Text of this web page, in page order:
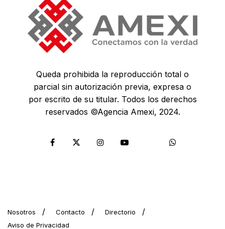
Queda prohibida la reproducción total o
parcial sin autorización previa, expresa o
por escrito de su titular. Todos los derechos
reservados ©Agencia Amexi, 2024.
Nosotros Contacto
Directorio
Aviso de Privacidad